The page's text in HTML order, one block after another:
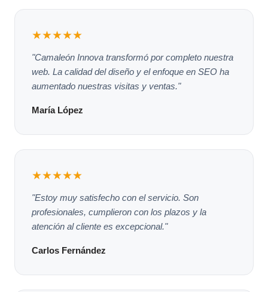
★★★★★
"Camaleón Innova transformó por completo nuestra
web. La calidad del diseño y el enfoque en SEO ha
aumentado nuestras visitas y ventas."
María López
★★★★★
"Estoy muy satisfecho con el servicio. Son
profesionales, cumplieron con los plazos y la
atención al cliente es excepcional."
Carlos Fernández